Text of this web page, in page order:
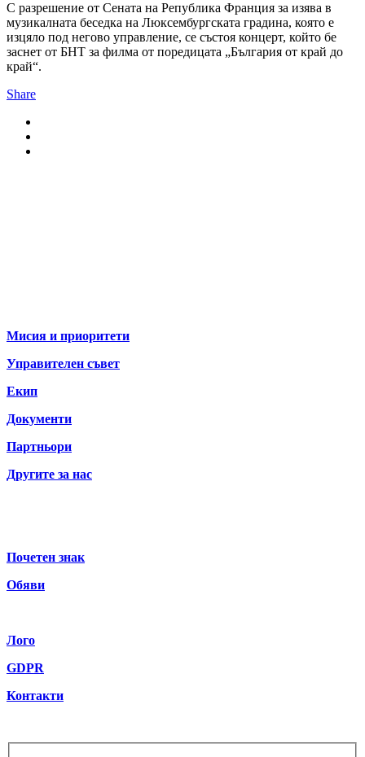
С разрешение от Сената на Република Франция за изява в
музикалната беседка на Люксембургската градина, която е
изцяло под негово управление, се състоя концерт, който бе
заснет от БНТ за филма от поредицата „България от край до
край“.
Share
Мисия и приоритети
Управителен съвет
Екип
Документи
Партньори
Другите за нас
Почетен знак
Обяви
Лого
GDPR
Контакти